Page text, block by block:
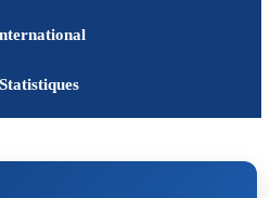
Statistiques